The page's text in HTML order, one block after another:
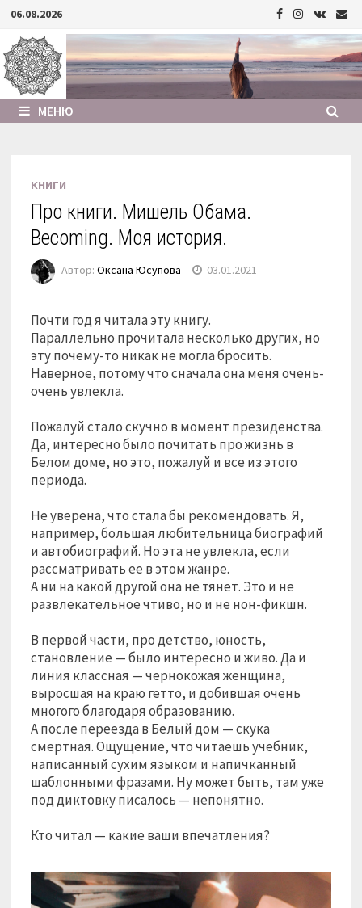
Перейти
содержимому
06.08.2026
МЕНЮ
КНИГИ
Про книги. Мишель Обама.
Becoming. Моя история.
Автор: Оксана Юсупова 03.01.2021
Почти год я читала эту книгу.
Параллельно прочитала несколько других, но
эту почему-то никак не могла бросить.
Наверное, потому что сначала она меня очень-
очень увлекла.
Пожалуй стало скучно в момент президенства.
Да, интересно было почитать про жизнь в
Белом доме, но это, пожалуй и все из этого
периода.
Не уверена, что стала бы рекомендовать. Я,
например, большая любительница биографий
и автобиографий. Но эта не увлекла, если
рассматривать ее в этом жанре.
А ни на какой другой она не тянет. Это и не
развлекательное чтиво, но и не нон-фикшн.
В первой части, про детство, юность,
становление — было интересно и живо. Да и
линия классная — чернокожая женщина,
выросшая на краю гетто, и добившая очень
многого благодаря образованию.
А после переезда в Белый дом — скука
смертная. Ощущение, что читаешь учебник,
написанный сухим языком и напичканный
шаблонными фразами. Ну может быть, там уже
под диктовку писалось — непонятно.
Кто читал — какие ваши впечатления?